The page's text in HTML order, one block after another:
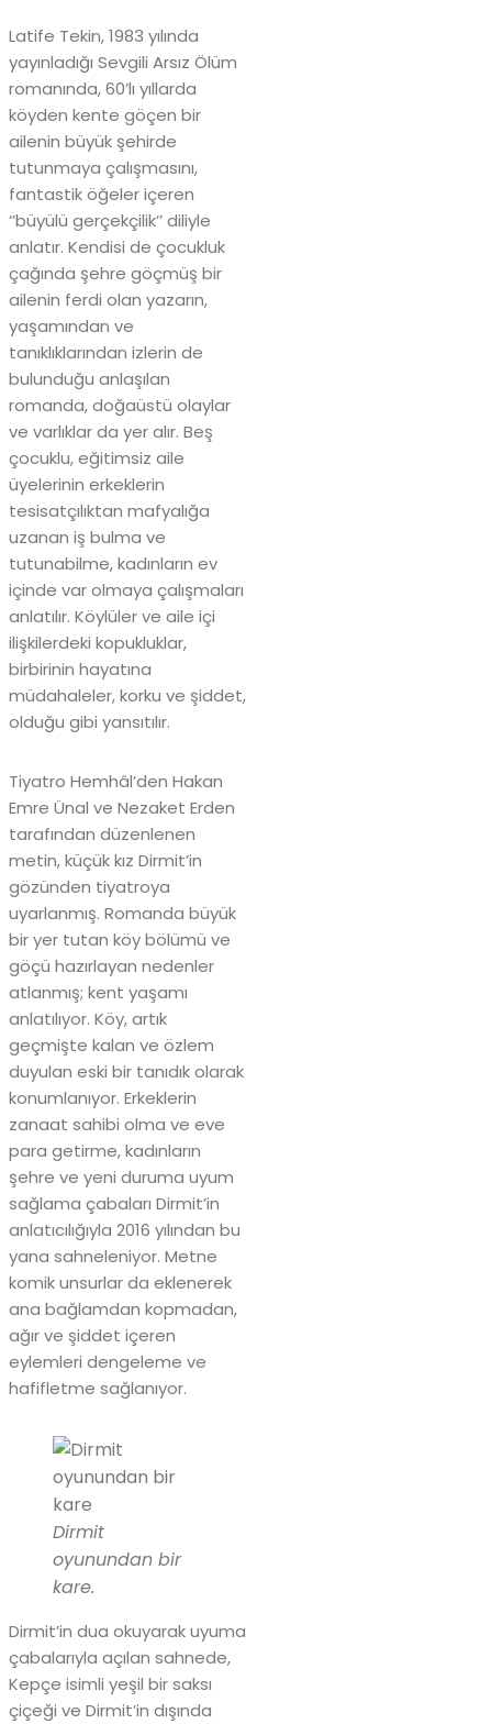
Latife Tekin, 1983 yılında
yayınladığı Sevgili Arsız Ölüm
romanında, 60’lı yıllarda
köyden kente göçen bir
ailenin büyük şehirde
tutunmaya çalışmasını,
fantastik öğeler içeren
‘’büyülü gerçekçilik’’ diliyle
anlatır. Kendisi de çocukluk
çağında şehre göçmüş bir
ailenin ferdi olan yazarın,
yaşamından ve
tanıklıklarından izlerin de
bulunduğu anlaşılan
romanda, doğaüstü olaylar
ve varlıklar da yer alır. Beş
çocuklu, eğitimsiz aile
üyelerinin erkeklerin
tesisatçılıktan mafyalığa
uzanan iş bulma ve
tutunabilme, kadınların ev
içinde var olmaya çalışmaları
anlatılır. Köylüler ve aile içi
ilişkilerdeki kopukluklar,
birbirinin hayatına
müdahaleler, korku ve şiddet,
olduğu gibi yansıtılır.
Tiyatro Hemhâl’den Hakan
Emre Ünal ve Nezaket Erden
tarafından düzenlenen
metin, küçük kız Dirmit’in
gözünden tiyatroya
uyarlanmış. Romanda büyük
bir yer tutan köy bölümü ve
göçü hazırlayan nedenler
atlanmış; kent yaşamı
anlatılıyor. Köy, artık
geçmişte kalan ve özlem
duyulan eski bir tanıdık olarak
konumlanıyor. Erkeklerin
zanaat sahibi olma ve eve
para getirme, kadınların
şehre ve yeni duruma uyum
sağlama çabaları Dirmit’in
anlatıcılığıyla 2016 yılından bu
yana sahneleniyor. Metne
komik unsurlar da eklenerek
ana bağlamdan kopmadan,
ağır ve şiddet içeren
eylemleri dengeleme ve
hafifletme sağlanıyor.
Dirmit
oyunundan bir
kare.
Dirmit’in dua okuyarak uyuma
çabalarıyla açılan sahnede,
Kepçe isimli yeşil bir saksı
çiçeği ve Dirmit’in dışında